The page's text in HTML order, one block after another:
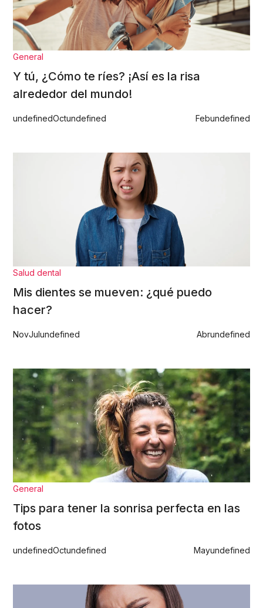
General
Y tú, ¿Cómo te ríes? ¡Así es la risa
alrededor del mundo!
undefinedOctundefined Febundefined
Salud dental
Mis dientes se mueven: ¿qué puedo
hacer?
NovJulundefined Abrundefined
General
Tips para tener la sonrisa perfecta en las
fotos
undefinedOctundefined Mayundefined